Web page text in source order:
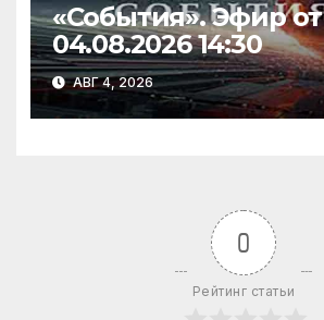
«События». Эфир от
04.08.2026 14:30
АВГ 4, 2026
0
Рейтинг статьи